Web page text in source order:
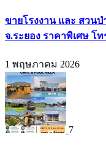
ขายโรงงาน และ สวนป่
จ.ระยอง ราคาพิเศษ โท
1 พฤษภาคม 2026
7